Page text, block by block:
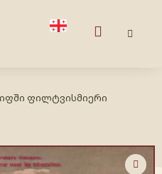
ფილტვისმიერი